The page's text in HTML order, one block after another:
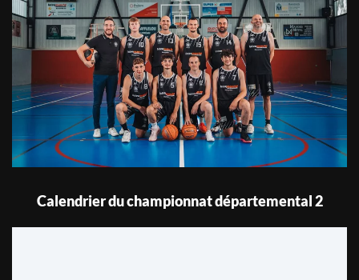
Calendrier du championnat départemental 2